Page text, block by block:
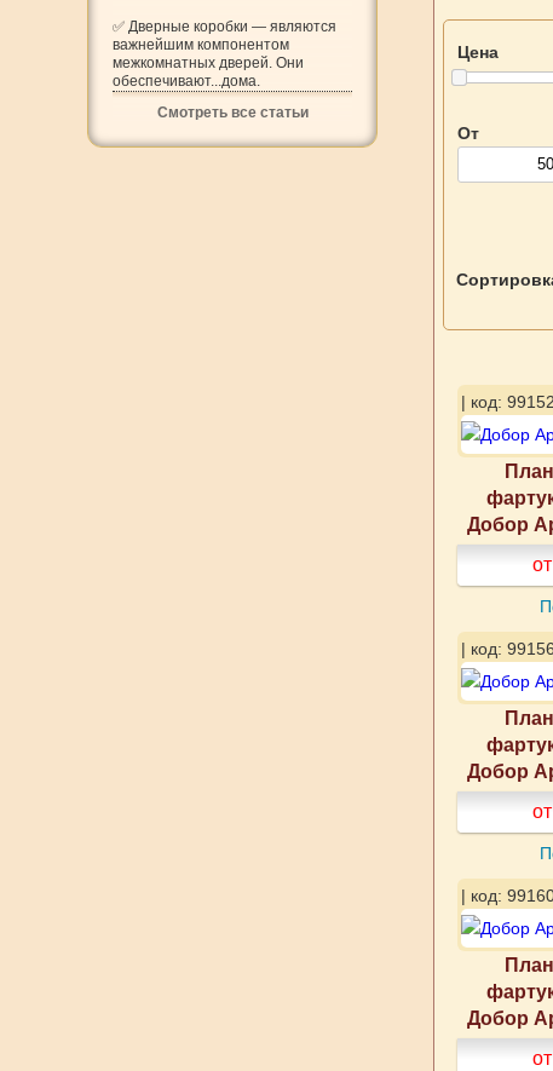
✅ Дверные коробки — являются
важнейшим компонентом
межкомнатных дверей. Они
обеспечивают...дома.
Смотреть все статьи
Цена
От
| код: 99152
Добор
| код: 99156
Добор
| код:
Добор